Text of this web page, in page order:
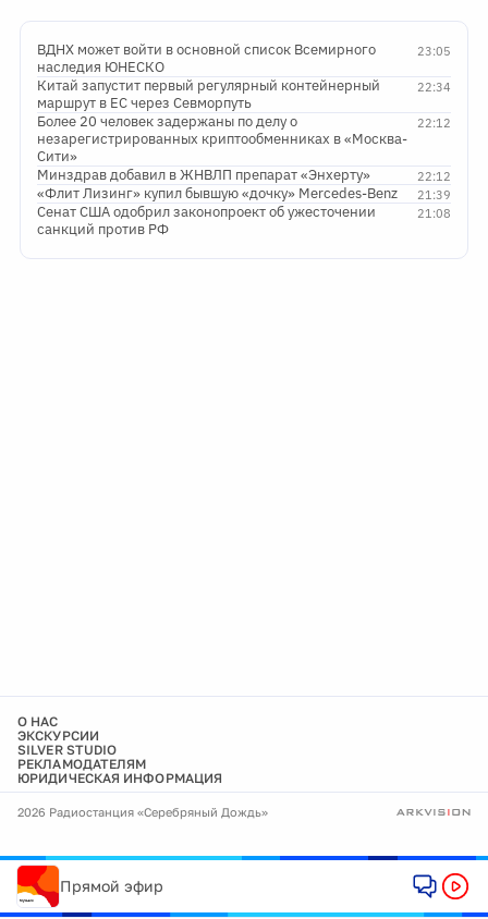
23:05
ВДНХ может войти в основной список Всемирного
наследия ЮНЕСКО
22:34
Китай запустит первый регулярный контейнерный
маршрут в ЕС через Севморпуть
22:12
Более 20 человек задержаны по делу о
незарегистрированных криптообменниках в «Москва-
Сити»
22:12
Минздрав добавил в ЖНВЛП препарат «Энхерту»
21:39
«Флит Лизинг» купил бывшую «дочку» Mercedes-Benz
21:08
Сенат США одобрил законопроект об ужесточении
санкций против РФ
О НАС
ЭКСКУРСИИ
SILVER STUDIO
РЕКЛАМОДАТЕЛЯМ
ЮРИДИЧЕСКАЯ ИНФОРМАЦИЯ
2026 Радиостанция «Серебряный Дождь»
Прямой эфир